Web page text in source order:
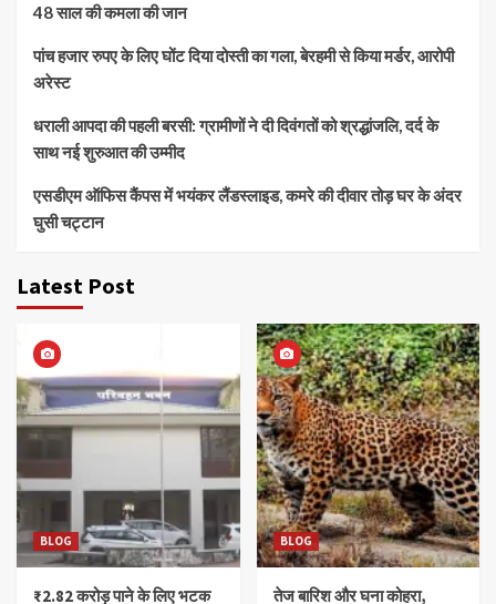
48 साल की कमला की जान
पांच हजार रुपए के लिए घोंट दिया दोस्ती का गला, बेरहमी से किया मर्डर, आरोपी
अरेस्ट
धराली आपदा की पहली बरसी: ग्रामीणों ने दी दिवंगतों को श्रद्धांजलि, दर्द के
साथ नई शुरुआत की उम्मीद
एसडीएम ऑफिस कैंपस में भयंकर लैंडस्लाइड, कमरे की दीवार तोड़ घर के अंदर
घुसी चट्टान
Latest Post
BLOG
₹2.82 करोड़ पाने के लिए भटक
BLOG
तेज बारिश और घना कोहरा,